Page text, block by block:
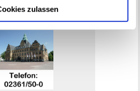
zulassen